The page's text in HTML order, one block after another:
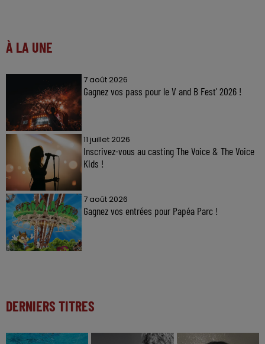
À LA UNE
7 août 2026
Gagnez vos pass pour le V and B Fest' 2026 !
11 juillet 2026
Inscrivez-vous au casting The Voice & The Voice
Kids !
7 août 2026
Gagnez vos entrées pour Papéa Parc !
DERNIERS TITRES